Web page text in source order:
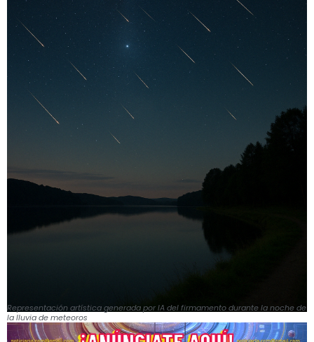
Representación artística generada por IA del firmamento durante la noche de
la lluvia de meteoros